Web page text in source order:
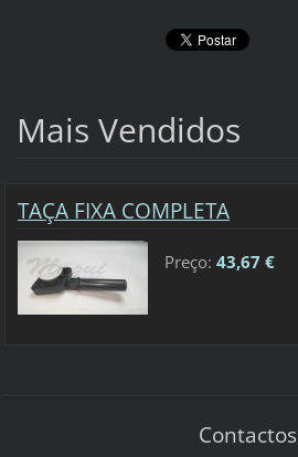
Mais Vendidos
TAÇA FIXA COMPLETA
Preço: 43,67 €
Contactos